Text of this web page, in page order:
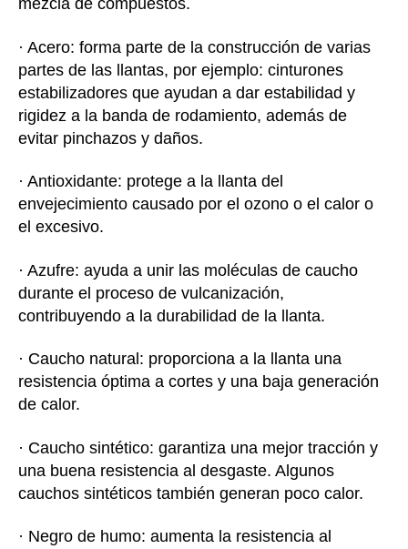
mezcla de compuestos.
· Acero: forma parte de la construcción de varias
partes de las llantas, por ejemplo: cinturones
estabilizadores que ayudan a dar estabilidad y
rigidez a la banda de rodamiento, además de
evitar pinchazos y daños.
· Antioxidante: protege a la llanta del
envejecimiento causado por el ozono o el calor o
el excesivo.
· Azufre: ayuda a unir las moléculas de caucho
durante el proceso de vulcanización,
contribuyendo a la durabilidad de la llanta.
· Caucho natural: proporciona a la llanta una
resistencia óptima a cortes y una baja generación
de calor.
· Caucho sintético: garantiza una mejor tracción y
una buena resistencia al desgaste. Algunos
cauchos sintéticos también generan poco calor.
· Negro de humo: aumenta la resistencia al